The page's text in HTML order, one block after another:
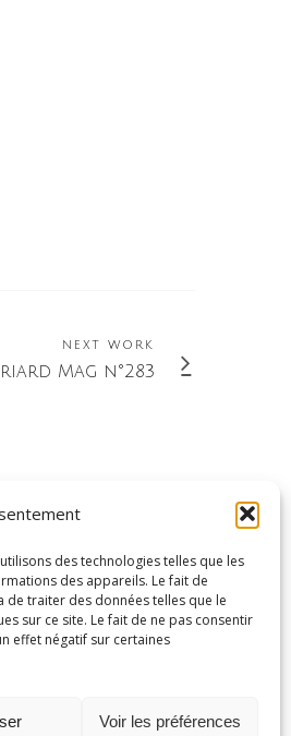
des technologies telles que les
des appareils. Le fait de
traiter des données telles que le
sur ce site. Le fait de ne pas consentir
effet négatif sur certaines
Voir les préférences
NEXT WORK
Mag n°283
à notre newsletter